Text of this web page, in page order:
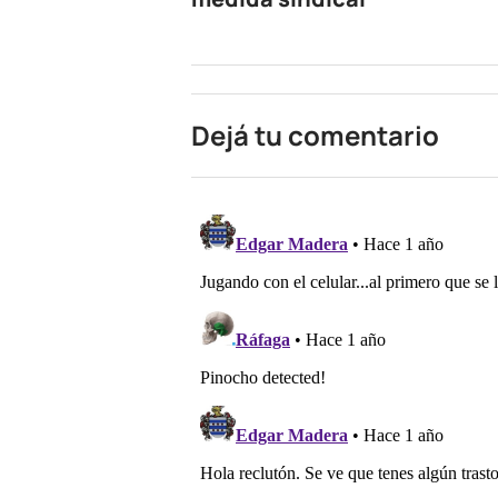
Dejá tu comentario